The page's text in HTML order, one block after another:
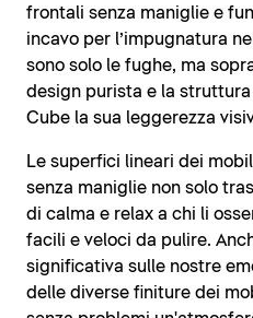
frontali senza maniglie e
incavo per l’impugnatura
sono solo le fughe, ma
design purista e la
Cube la sua leggerezza
Le superfici lineari dei
senza maniglie non solo
di calma e relax a chi li
facili e veloci da pulire.
significativa sulle nostre
delle diverse finiture dei